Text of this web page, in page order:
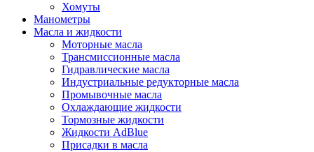
Хомуты
Манометры
Масла и жидкости
Моторные масла
Трансмиссионные масла
Гидравлические масла
Индустриальные редукторные масла
Промывочные масла
Охлаждающие жидкости
Тормозные жидкости
Жидкости AdBlue
Присадки в масла